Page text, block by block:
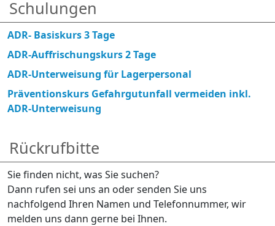
Schulungen
ADR- Basiskurs 3 Tage
ADR-Auffrischungskurs 2 Tage
ADR-Unterweisung für Lagerpersonal
Präventionskurs Gefahrgutunfall vermeiden inkl.
ADR-Unterweisung
Rückrufbitte
Sie finden nicht, was Sie suchen?
Dann rufen sei uns an oder senden Sie uns
nachfolgend Ihren Namen und Telefonnummer, wir
melden uns dann gerne bei Ihnen.